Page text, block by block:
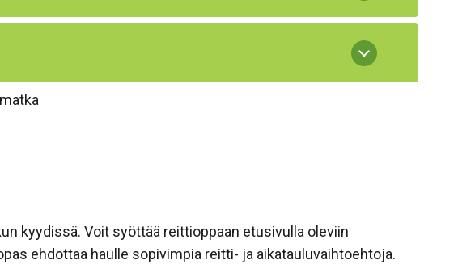
kyydissä. Voit syöttää reittioppaan etusivulla oleviin
ehdottaa haulle sopivimpia reitti- ja aikatauluvaihtoehtoja.